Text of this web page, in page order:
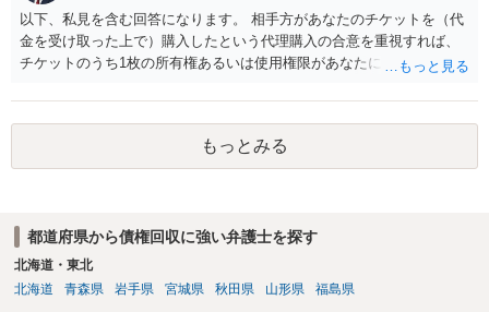
う。 何か本人を示す事実（振込先などの情報）から、相手の住所等の
情報を割り出していくしかないように思えます。 以上、ご参考まで。
以下、私見を含む回答になります。 相手方があなたのチケットを（代
金を受け取った上で）購入したという代理購入の合意を重視すれば、
チケットのうち1枚の所有権あるいは使用権限があなたにあり、チケッ
す。 一方、このチケット購入には「相手方と一緒に行く」という合意
も付随していたことを無視することができません。こちらを重視すれ
ば、交際を終了させたことにより「一緒に行く」という結果の実現に
重大な障害が発生しており、当然にチケットを引き渡すべきといえる
えば、当該チケットが座席指定である場合、交際を解消した2人が当日
隣り合わせになることは避けたいという心理が働くことも無理からぬ
ところです。一方、チケットがエリア指定のアリーナ席であれば隣り
もっとみる
都道府県から債権回収に強い弁護士を探す
北海道・東北
北海道
青森県 岩手県 宮城県 秋田県 山形県 福島県